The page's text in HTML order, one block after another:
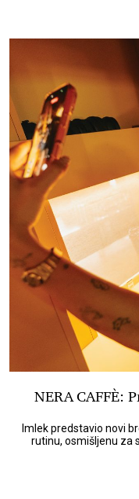
NERA CAFFÈ:
Imlek predstavio novi
rutinu, osmišljenu za